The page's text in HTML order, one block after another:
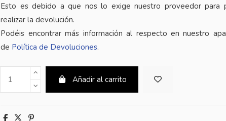
Esto es debido a que nos lo exige nuestro proveedor para
realizar la devolución.
Podéis encontrar más información al respecto en nuestro
de Política de Devoluciones.
Añadir al carrito